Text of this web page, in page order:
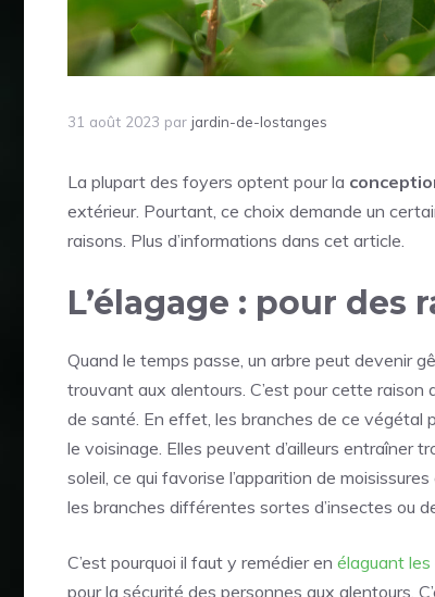
31 août 2023 par jardin-de-lostanges
La plupart des foyers optent pour la
extérieur. Pourtant, ce choix demande un
raisons. Plus d’informations dans cet article.
L’élagage : pour des
Quand le temps passe, un arbre peut devenir
trouvant aux alentours. C’est pour cette raison
de santé. En effet, les branches de ce végétal
le voisinage. Elles peuvent d’ailleurs entraîner
soleil, ce qui favorise l’apparition de
les branches différentes sortes d’insectes ou
C’est pourquoi il faut y remédier en élaguant les
pour la sécurité des personnes aux alentours.